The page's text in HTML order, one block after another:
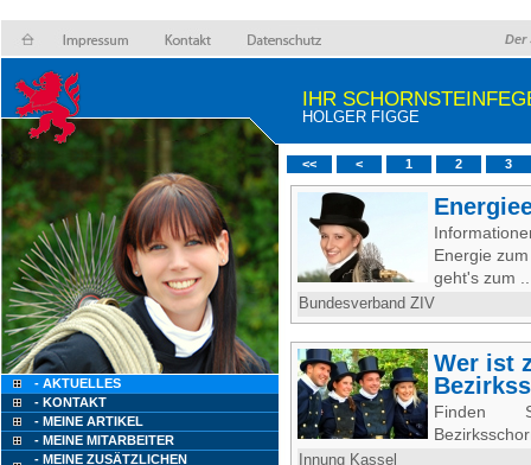
Der
- AKTUELLES
- KONTAKT
- MEINE ARTIKEL
- MEINE MITARBEITER
- MEINE ZUSÄTZLICHEN
IHR
HOLGER FIGGE
<< < 1 2 3
Energie
geht's zum
Bundesverband ZIV
Wer ist
Finden
Innung Kassel